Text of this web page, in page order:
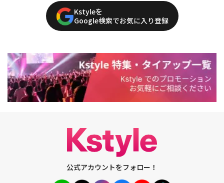
Kstyleを
Google検索でお気に入り登録
公式アカウントをフォロー！